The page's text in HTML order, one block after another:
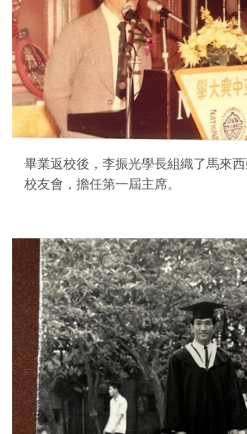
畢業返校後，李振光學長組織了馬來
校友會，擔任第一屆主席。